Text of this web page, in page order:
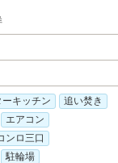
ーキッチン
追い焚き
エアコン
ンロ三口
駐輪場